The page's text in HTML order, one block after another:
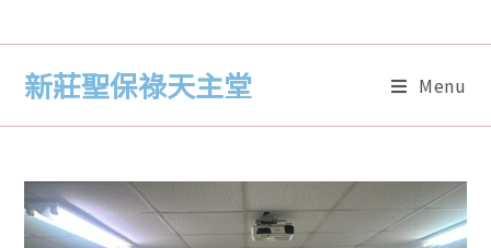
新莊聖保祿天主堂 Menu